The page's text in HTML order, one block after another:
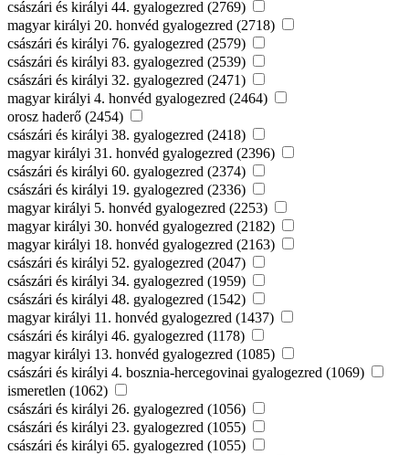
császári és királyi 44. gyalogezred (2769)
magyar királyi 20. honvéd gyalogezred (2718)
császári és királyi 76. gyalogezred (2579)
császári és királyi 83. gyalogezred (2539)
császári és királyi 32. gyalogezred (2471)
magyar királyi 4. honvéd gyalogezred (2464)
orosz haderő (2454)
császári és királyi 38. gyalogezred (2418)
magyar királyi 31. honvéd gyalogezred (2396)
császári és királyi 60. gyalogezred (2374)
császári és királyi 19. gyalogezred (2336)
magyar királyi 5. honvéd gyalogezred (2253)
magyar királyi 30. honvéd gyalogezred (2182)
magyar királyi 18. honvéd gyalogezred (2163)
császári és királyi 52. gyalogezred (2047)
császári és királyi 34. gyalogezred (1959)
császári és királyi 48. gyalogezred (1542)
magyar királyi 11. honvéd gyalogezred (1437)
császári és királyi 46. gyalogezred (1178)
magyar királyi 13. honvéd gyalogezred (1085)
császári és királyi 4. bosznia-hercegovinai gyalogezred (1069)
ismeretlen (1062)
császári és királyi 26. gyalogezred (1056)
császári és királyi 23. gyalogezred (1055)
császári és királyi 65. gyalogezred (1055)